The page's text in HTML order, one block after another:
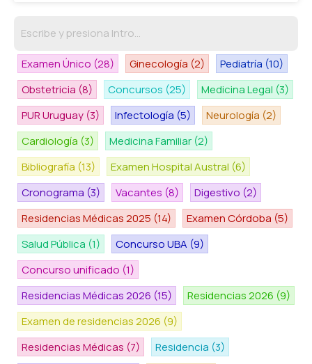
Examen Único (28) Ginecología (2) Pediatría (10)
Obstetricia (8) Concursos (25) Medicina Legal (3)
PUR Uruguay (3) Infectología (5) Neurología (2)
Cardiología (3) Medicina Familiar (2)
Bibliografía (13) Examen Hospital Austral (6)
Cronograma (3) Vacantes (8) Digestivo (2)
Residencias Médicas 2025 (14) Examen Córdoba (5)
Salud Pública (1) Concurso UBA (9)
Concurso unificado (1)
Residencias Médicas 2026 (15) Residencias 2026 (9)
Examen de residencias 2026 (9)
Residencias Médicas (7) Residencia (3)